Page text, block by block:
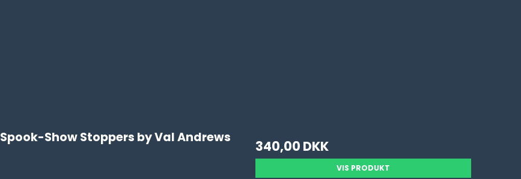
Spook-Show Stoppers by Val Andrews
340,00 DKK
VIS PRODUKT